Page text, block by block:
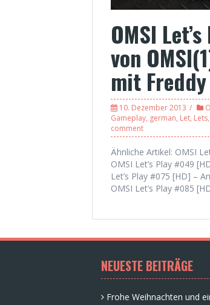
OMSI
von
mit
10. Dezember 2013
Gameplay, german, Let, Lets,
comment
Ähnliche Artikel: OMSI
OMSI Let’s Play #049
Let’s Play #075 [HD] –
OMSI Let’s Play #085
NEUESTE BEITRÄGE
Frohe Weihnachten und